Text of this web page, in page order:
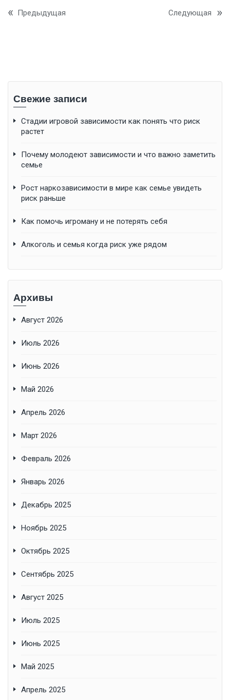
Предыдущая Следующая
Свежие записи
Стадии игровой зависимости как понять что риск
растет
Почему молодеют зависимости и что важно заметить
семье
Рост наркозависимости в мире как семье увидеть
риск раньше
Как помочь игроману и не потерять себя
Алкоголь и семья когда риск уже рядом
Архивы
Август 2026
Июль 2026
Июнь 2026
Май 2026
Апрель 2026
Март 2026
Февраль 2026
Январь 2026
Декабрь 2025
Ноябрь 2025
Октябрь 2025
Сентябрь 2025
Август 2025
Июль 2025
Июнь 2025
Май 2025
Апрель 2025